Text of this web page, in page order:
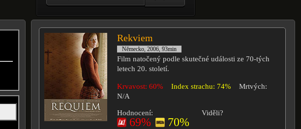
Rekviem
Německo, 2006, 93min
Film natočený podle skutečné události ze 70-tých
letech 20. století.
Krvavost: 60% Index strachu: 74%
Mrtvých:
N/A
Hodnocení:
69% 70%
Viděli?